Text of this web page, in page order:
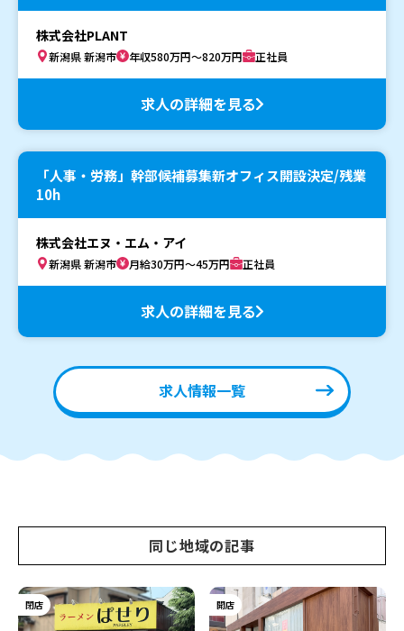
株式会社PLANT
新潟県 新潟市 年収580万円～820万円 正社員
求人の詳細を見る
「人事・労務」幹部候補募集新オフィス開設決定/残業
10h
株式会社エヌ・エム・アイ
新潟県 新潟市 月給30万円～45万円 正社員
求人の詳細を見る
求人情報一覧
同じ地域の記事
閉店 開店